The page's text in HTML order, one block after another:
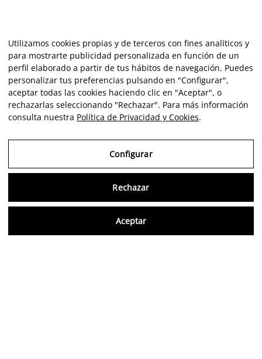
Utilizamos cookies propias y de terceros con fines analíticos y
para mostrarte publicidad personalizada en función de un
perfil elaborado a partir de tus hábitos de navegación. Puedes
personalizar tus preferencias pulsando en "Configurar",
aceptar todas las cookies haciendo clic en "Aceptar", o
rechazarlas seleccionando "Rechazar". Para más información
consulta nuestra Política de Privacidad y Cookies.
Configurar
Rechazar
Aceptar